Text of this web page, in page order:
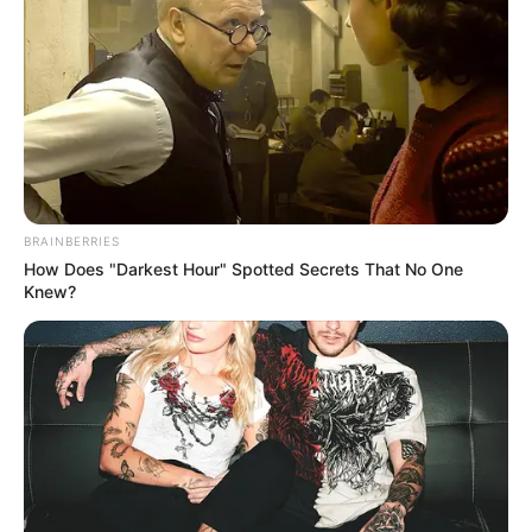
turistas tanto nacionales y como extranjeros a disfrutar
de manera pacífica esta época del año , pero también
cumpliendo con los protocolos de bioseguridad, que se
mantengan el uso del tapabocas , distanciamiento debido
a que todavía se tienen casos de contagios del virus del
COVID - 19 y lo que se quiere es tenerlo controlado.
Lea También:
Se extiende segunda ola de Infecciones
Respiratorias Agudas hasta enero de 2022
Cartagena es una ciudad festiva por excelencia y uno de
las capitales donde se usa en mayor cantidad pólvora en
eventos de fin de año, por lo que el funcionario pidió
evitar el uso de la misma y tener muy en cuenta el
cuidado de los menores.
COMPARTIR
BRAINBERRIES
How Does "Darkest Hour" Spotted Secrets That No One
Knew?